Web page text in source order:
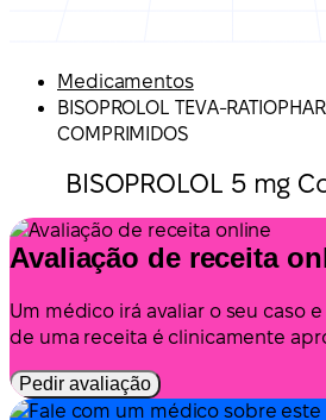
Medicamentos
BISOPROLOL TEVA-
COMPRIMIDOS
BISOPROLOL 5 mg
Avaliação de receita
Um médico irá avaliar o seu caso
de uma receita é clinicamente
Pedir avaliação